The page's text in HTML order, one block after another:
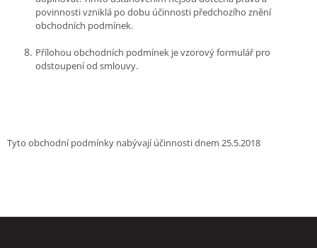
povinnosti vzniklá po dobu účinnosti předchozího znění
obchodních podmínek.
Přílohou obchodních podmínek je vzorový formulář pro
odstoupení od smlouvy.
Tyto obchodní podmínky nabývají účinnosti dnem 25.5.2018
Z